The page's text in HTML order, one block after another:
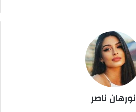
نورهان ناصر